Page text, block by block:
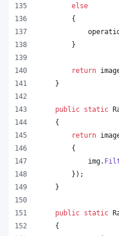
else
{
}
return
}
public static
{
return
{
img.
} ) ;
}
public static
{